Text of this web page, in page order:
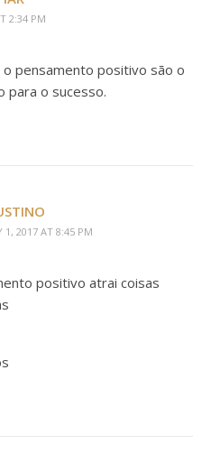
2:34 PM
pensamento positivo são o
para o sucesso.
1, 2017 AT 8:45 PM
positivo atrai coisas